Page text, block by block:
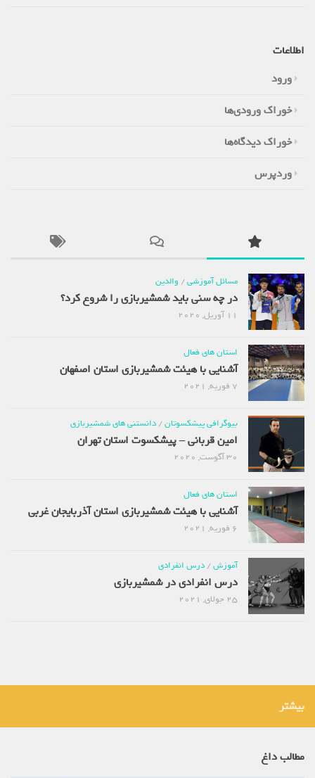
اطلاعات
ورود
خوراک ورودی‌ها
خوراک دیدگاه‌ها
وردپرس
مسائل آموزشی/والدین
در چه سنی باید شمشیربازی را شروع کرد؟
استان های فعال
آشنایی با هیئت شمشیربازی استان اصفهان
بیوگرافی پیشکسوتان/دانستنی های شمشیربازی
امین قربانی – پیشکسوت استان تهران
استان های فعال
آشنایی با هیئت شمشیربازی استان آذربایجان غربی
آموزش/درس انفرادی
درس انفرادی در شمشیربازی
بیشتر
مطالب داغ